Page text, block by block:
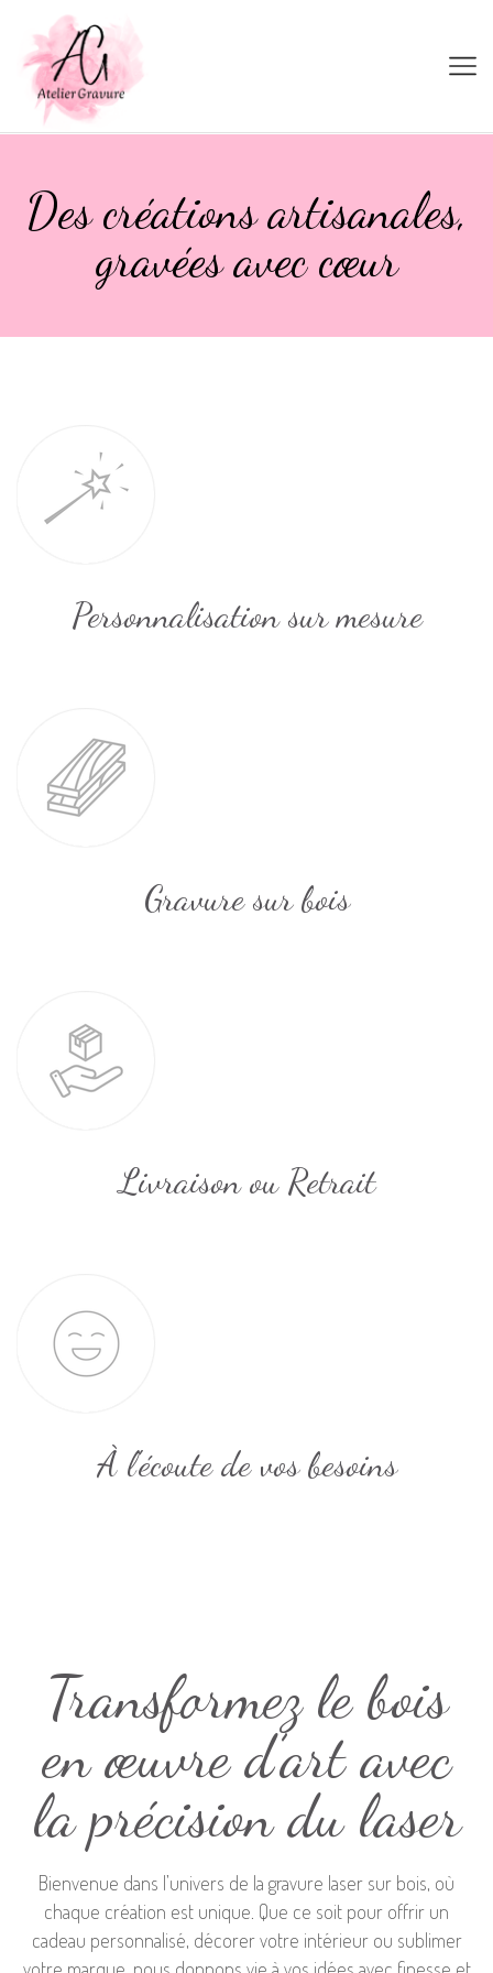
Des créations artisanales,
gravées avec cœur
Personnalisation sur mesure
Gravure sur bois
Livraison ou Retrait
À l'écoute de vos besoins
Transformez le bois
en œuvre d’art avec
la précision du laser
Bienvenue dans l’univers de la gravure laser sur bois, où
chaque création est unique. Que ce soit pour offrir un
cadeau personnalisé, décorer votre intérieur ou sublimer